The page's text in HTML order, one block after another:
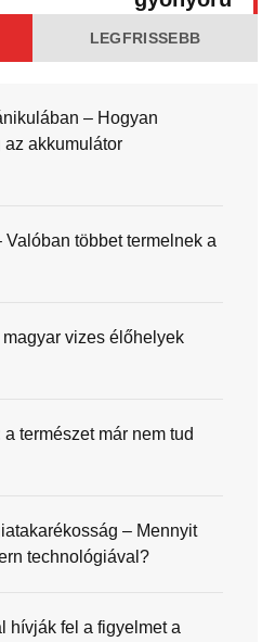
LEGFRISSEBB
– Hogyan
az akkumulátor
többet termelnek a
vizes élőhelyek
természet már nem tud
– Mennyit
technológiával?
hívják fel a figyelmet a